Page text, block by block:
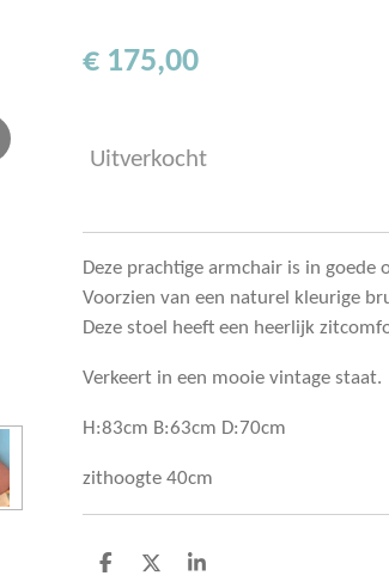
€ 175,00
Uitverkocht
Deze prachtige armchair is in goede
Voorzien van een naturel kleurige
Deze stoel heeft een heerlijk
Verkeert in een mooie vintage staat.
H:83cm B:63cm D:70cm
zithoogte 40cm
D D S